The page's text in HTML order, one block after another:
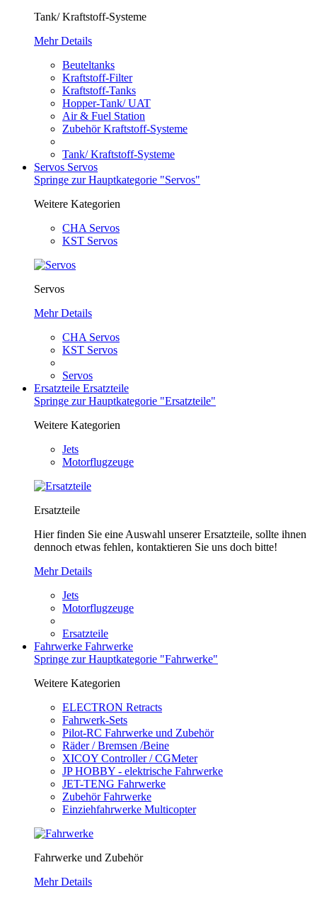
Tank/ Kraftstoff-Systeme
Mehr Details
Beuteltanks
Kraftstoff-Filter
Kraftstoff-Tanks
Hopper-Tank/ UAT
Air & Fuel Station
Zubehör Kraftstoff-Systeme
Tank/ Kraftstoff-Systeme
Servos Servos
Springe zur Hauptkategorie "Servos"
Weitere Kategorien
CHA Servos
KST Servos
Servos
Mehr Details
CHA Servos
KST Servos
Servos
Ersatzteile Ersatzteile
Springe zur Hauptkategorie "Ersatzteile"
Weitere Kategorien
Jets
Motorflugzeuge
Ersatzteile
Hier finden Sie eine Auswahl unserer Ersatzteile, sollte ihnen
dennoch etwas fehlen, kontaktieren Sie uns doch bitte!
Mehr Details
Jets
Motorflugzeuge
Ersatzteile
Fahrwerke Fahrwerke
Springe zur Hauptkategorie "Fahrwerke"
Weitere Kategorien
ELECTRON Retracts
Fahrwerk-Sets
Pilot-RC Fahrwerke und Zubehör
Räder / Bremsen /Beine
XICOY Controller / CGMeter
JP HOBBY - elektrische Fahrwerke
JET-TENG Fahrwerke
Zubehör Fahrwerke
Einziehfahrwerke Multicopter
Fahrwerke und Zubehör
Mehr Details